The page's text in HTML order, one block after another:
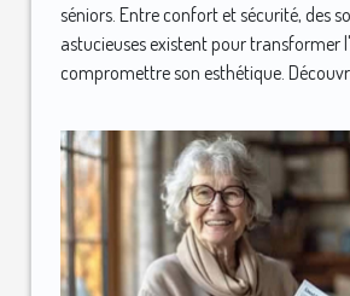
séniors. Entre confort et sécurité, des
astucieuses existent pour transformer
compromettre son esthétique.